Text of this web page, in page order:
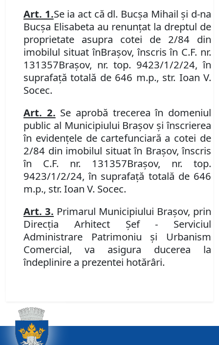
Art. 1.Se ia act că dl. Bucșa Mihail și d-na
Bucșa Elisabeta au renunțat la dreptul de
proprietate asupra cotei de 2/84 din
imobilul situat înBraşov, înscris în C.F. nr.
131357Brașov, nr. top. 9423/1/2/24, în
suprafață totală de 646 m.p., str. Ioan V.
Socec.
Art. 2. Se aprobă trecerea în domeniul
public al Municipiului Braşov şi înscrierea
în evidenţele de cartefunciară a cotei de
2/84 din imobilul situat în Braşov, înscris
în C.F. nr. 131357Brașov, nr. top.
9423/1/2/24, în suprafață totală de 646
m.p., str. Ioan V. Socec.
Art. 3. Primarul Municipiului Braşov, prin
Direcţia Arhitect Şef - Serviciul
Administrare Patrimoniu şi Urbanism
Comercial, va asigura ducerea la
îndeplinire a prezentei hotărâri.